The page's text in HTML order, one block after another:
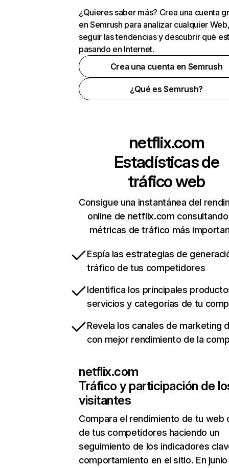
¿Quieres saber más? Crea una cuenta
en Semrush para analizar cualquier
seguir las tendencias y descubrir qué
pasando en Internet.
Crea una cuenta en Semrush
¿Qué es Semrush?
netflix.com
Estadísticas de
tráfico web
Consigue una instantánea del
online de netflix.com
métricas de tráfico más
Espía las estrategias de
tráfico de tus competidores
Identifica los principales
servicios y categorías de tu
Revela los canales de marketing
con mejor rendimiento de la
netflix.com
Tráfico y participación de
visitantes
Compara el rendimiento de tu web
de tus competidores haciendo un
seguimiento de los indicadores
comportamiento en el sitio. En junio